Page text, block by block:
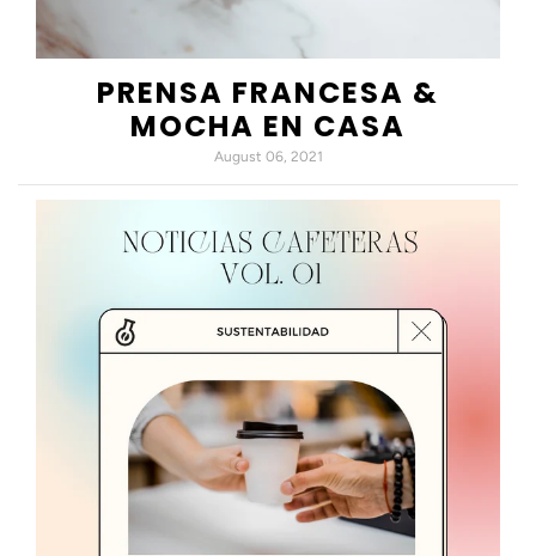
PRENSA FRANCESA &
MOCHA EN CASA
August 06, 2021